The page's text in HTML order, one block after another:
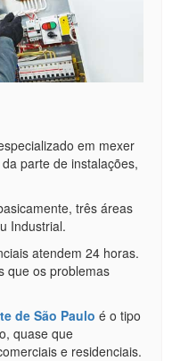
em mexer
parte de instalações,
três áreas
Industrial.
atendem 24 horas.
que os problemas
de São Paulo é o tipo
quase que
e residenciais.